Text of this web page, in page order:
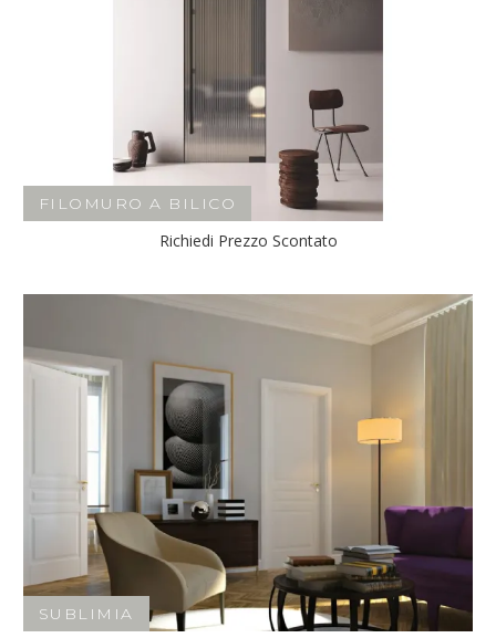
FILOMURO A BILICO
Richiedi Prezzo Scontato
SUBLIMIA